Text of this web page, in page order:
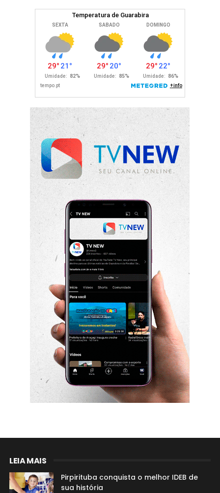
LEIA MAIS
Pirpirituba conquista o melhor IDEB de
sua história